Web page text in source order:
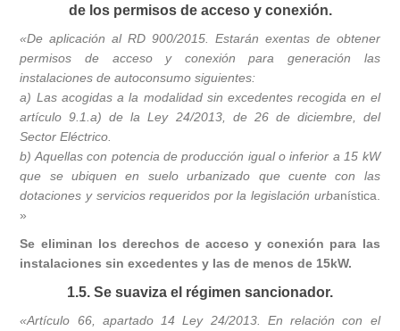
de los permisos de acceso y conexión.
«De aplicación al RD 900/2015. Estarán exentas de obtener
permisos de acceso y conexión para generación las
instalaciones de autoconsumo siguientes:
a) Las acogidas a la modalidad sin excedentes recogida en el
artículo 9.1.a) de la Ley 24/2013, de 26 de diciembre, del
Sector Eléctrico.
b) Aquellas con potencia de producción igual o inferior a 15 kW
que se ubiquen en suelo urbanizado que cuente con las
dotaciones y servicios requeridos por la legislación urbanística.
»
Se eliminan los derechos de acceso y conexión para las
instalaciones sin excedentes y las de menos de 15kW.
1.5. Se suaviza el régimen sancionador.
«Artículo 66, apartado 14 Ley 24/2013. En relación con el